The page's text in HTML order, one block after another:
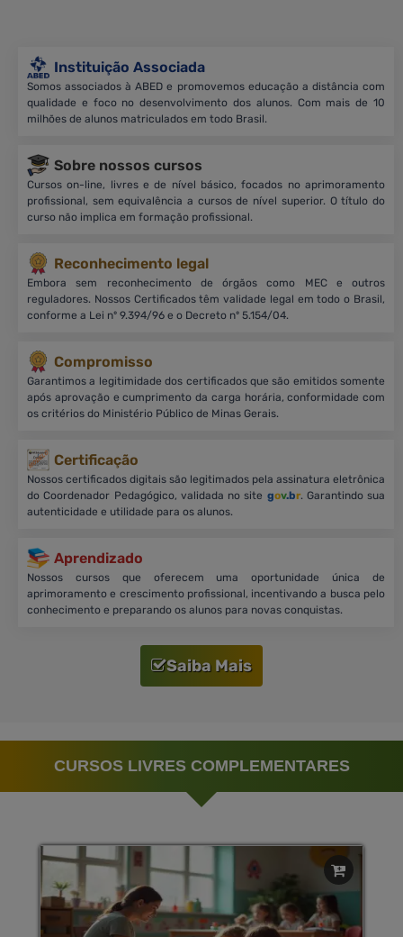
Instituição Associada
Somos associados à ABED e promovemos educação a distância com
qualidade e foco no desenvolvimento dos alunos. Com mais de 10
milhões de alunos matriculados em todo Brasil.
Sobre nossos cursos
Cursos on-line, livres e de nível básico, focados no aprimoramento
profissional, sem equivalência a cursos de nível superior. O título do
curso não implica em formação profissional.
Reconhecimento legal
Embora sem reconhecimento de órgãos como MEC e outros
reguladores. Nossos Certificados têm validade legal em todo o Brasil,
conforme a Lei nº 9.394/96 e o Decreto nº 5.154/04.
Compromisso
Garantimos a legitimidade dos certificados que são emitidos somente
após aprovação e cumprimento da carga horária, conformidade com
os critérios do Ministério Público de Minas Gerais.
Certificação
Nossos certificados digitais são legitimados pela assinatura eletrônica
do Coordenador Pedagógico, validada no site gov.br. Garantindo sua
autenticidade e utilidade para os alunos.
Aprendizado
Nossos cursos que oferecem uma oportunidade única de
aprimoramento e crescimento profissional, incentivando a busca pelo
conhecimento e preparando os alunos para novas conquistas.
Saiba Mais
CURSOS LIVRES COMPLEMENTARES